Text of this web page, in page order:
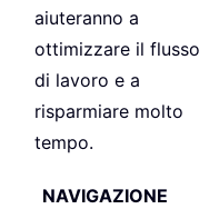
aiuteranno a
ottimizzare il flusso
di lavoro e a
risparmiare molto
tempo.
NAVIGAZIONE